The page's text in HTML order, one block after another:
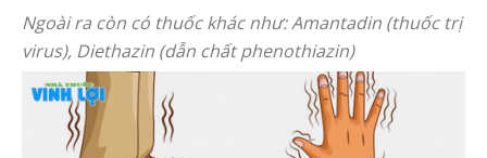
Ngoài ra còn có thuốc khác như: Amantadin (thuốc trị
virus), Diethazin (dẫn chất phenothiazin)